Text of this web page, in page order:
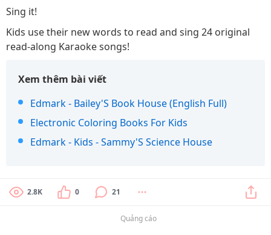
Sing it!
Kids use their new words to read and sing 24 original
read-along Karaoke songs!
Xem thêm bài viết
Edmark - Bailey'S Book House (English Full)
Electronic Coloring Books For Kids
Edmark - Kids - Sammy'S Science House
2.8K 0 21
Quảng cáo